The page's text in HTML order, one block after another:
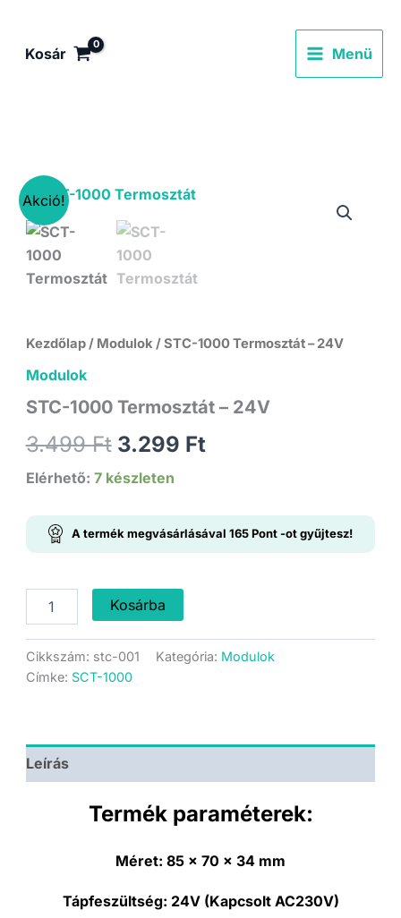
content
Kosár Menü
Akció!
Kezdőlap/ Modulok / STC-1000 Termosztát – 24V
Modulok
STC-1000 Termosztát – 24V
3.499Ft Original
price
was:
3.499 Ft.
3.299 FtCurrent
is:
3.299 Ft.
Elérhető: 7 készleten
A termék megvásárlásával 165Pont-ot gyűjtesz!
1000
-
mennyiség
Kosárba
Cikkszám: stc-001 Kategória: Modulok
Címke: SCT-1000
Leírás
Termék paraméterek:
Méret: 85 x 70 x 34 mm
Tápfeszültség: 24V (Kapcsolt AC230V)